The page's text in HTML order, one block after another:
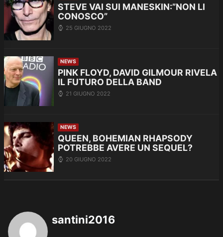
STEVE VAI SUI MANESKIN:”NON LI
CONOSCO”
25 GIUGNO 2022
NEWS
PINK FLOYD, DAVID GILMOUR RIVELA
IL FUTURO DELLA BAND
21 GIUGNO 2022
NEWS
QUEEN, BOHEMIAN RHAPSODY
POTREBBE AVERE UN SEQUEL?
20 GIUGNO 2022
santini2016